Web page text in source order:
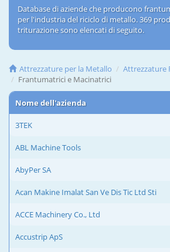
Database di aziende che producono
per l'industria del riciclo di metallo. 369
triturazione sono elencati di seguito.
Attrezzature per la Metallo
Attrezzature
Frantumatrici e Macinatrici
Nome dell'azienda
3TEK
ABL Machine Tools
AbyPer SA
Acan Makine Imalat San Ve Dis Tic Ltd Sti
ACCE Machinery Co., Ltd
Accustrip ApS